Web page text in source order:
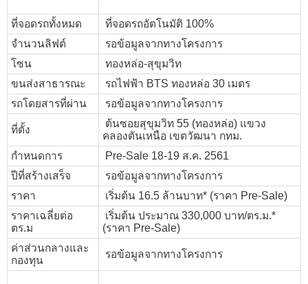
ที่จอดรถทั้งหมด
ที่จอดรถอัตโนมัติ 100%
จำนวนลิฟต์
รอข้อมูลจากทางโครงการ
โซน
ทองหล่อ-สุขุมวิท
ขนส่งสาธารณะ
รถไฟฟ้า BTS ทองหล่อ 30 เมตร
รถโดยสารที่ผ่าน
รอข้อมูลจากทางโครงการ
ที่ตั้ง
ต้นซอยสุขุมวิท 55 (ทองหล่อ) แขวง
คลองตันเหนือ เขตวัฒนา กทม.
กำหนดการ
Pre-Sale 18-19 ส.ค. 2561
ปีที่สร้างเสร็จ
รอข้อมูลจากทางโครงการ
ราคา
เริ่มต้น 16.5 ล้านบาท* (ราคา Pre-Sale)
ราคาเฉลี่ยต่อ
ตร.ม
เริ่มต้น ประมาณ 330,000 บาท/ตร.ม.*
(ราคา Pre-Sale)
ค่าส่วนกลางและ
กองทุน
รอข้อมูลจากทางโครงการ